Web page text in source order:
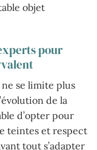
objet
pour
se limite plus
de la
d’opter pour
teintes et respect
tout s’adapter